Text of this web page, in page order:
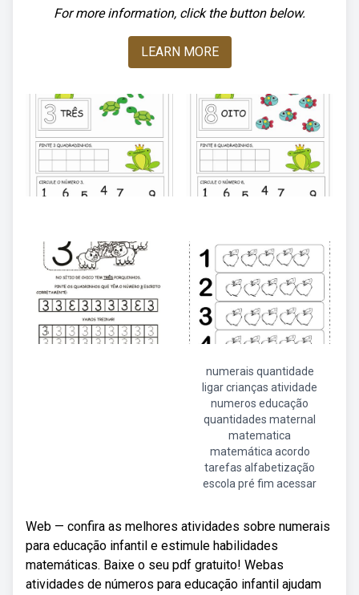
For more information, click the button below.
LEARN MORE
numerais quantidade
ligar crianças atividade
numeros educação
quantidades maternal
matematica
matemática acordo
tarefas alfabetização
escola pré fim acessar
Web — confira as melhores atividades sobre numerais
para educação infantil e estimule habilidades
matemáticas. Baixe o seu pdf gratuito! Webas
atividades de números para educação infantil ajudam